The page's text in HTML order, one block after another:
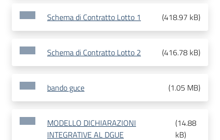
Schema di Contratto Lotto 1 (418.97 kB)
Schema di Contratto Lotto 2 (416.78 kB)
bando guce (1.05 MB)
MODELLO DICHIARAZIONI
INTEGRATIVE AL DGUE
(14.88
kB)